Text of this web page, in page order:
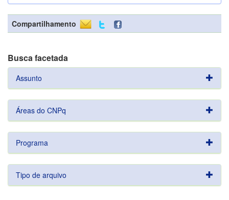
Compartilhamento
Busca facetada
Assunto
Áreas do CNPq
Programa
Tipo de arquivo